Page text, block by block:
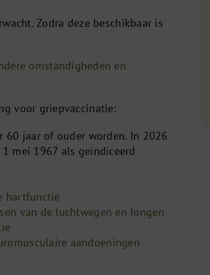
Zodra deze beschikbaar is
omstandigheden en
voor griepvaccinatie:
60 jaar of ouder worden. In 2026
mei 1967 als geïndiceerd
hartfunctie
van de luchtwegen en longen
aandoeningen